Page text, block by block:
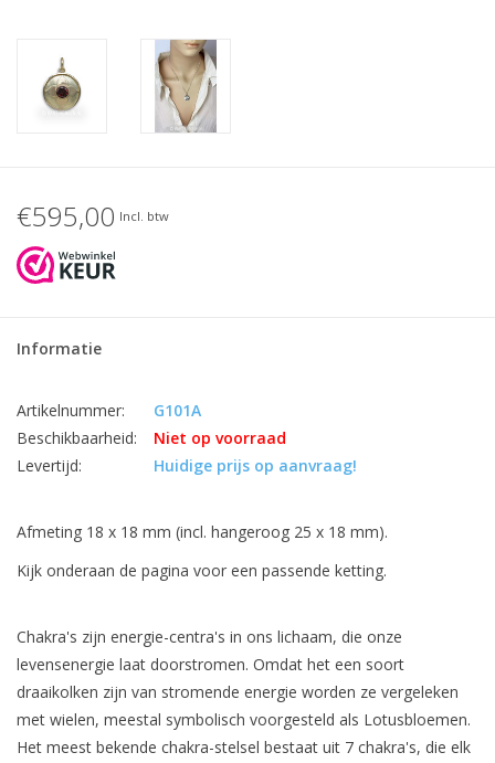
€595,00 Incl. btw
Informatie
Artikelnummer:
G101A
Beschikbaarheid:
Niet op voorraad
Levertijd:
Huidige prijs op aanvraag!
Afmeting 18 x 18 mm (incl. hangeroog 25 x 18 mm).
Kijk onderaan de pagina voor een passende ketting.
Chakra's zijn energie-centra's in ons lichaam, die onze
levensenergie laat doorstromen. Omdat het een soort
draaikolken zijn van stromende energie worden ze vergeleken
met wielen, meestal symbolisch voorgesteld als Lotusbloemen.
Het meest bekende chakra-stelsel bestaat uit 7 chakra's, die elk